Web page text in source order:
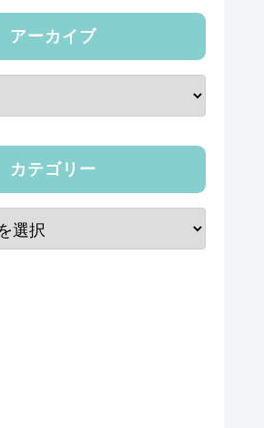
アーカイブ
カテゴリー